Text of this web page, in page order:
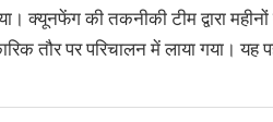
क्यूनफेंग की तकनीकी टीम द्वारा
तौर पर परिचालन में लाया गया।